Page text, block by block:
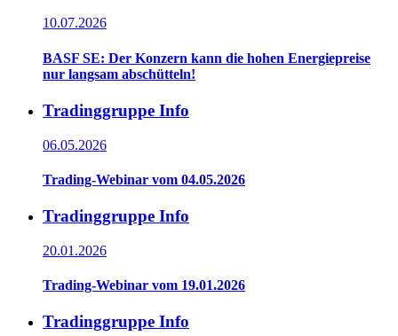
10.07.2026
BASF SE: Der Konzern kann die hohen Energiepreise
nur langsam abschütteln!
Tradinggruppe Info
06.05.2026
Trading-Webinar vom 04.05.2026
Tradinggruppe Info
20.01.2026
Trading-Webinar vom 19.01.2026
Tradinggruppe Info